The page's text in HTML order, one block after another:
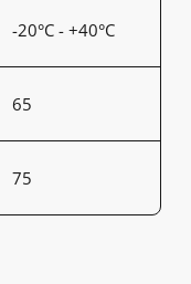
-20°C - +40°C
65
75